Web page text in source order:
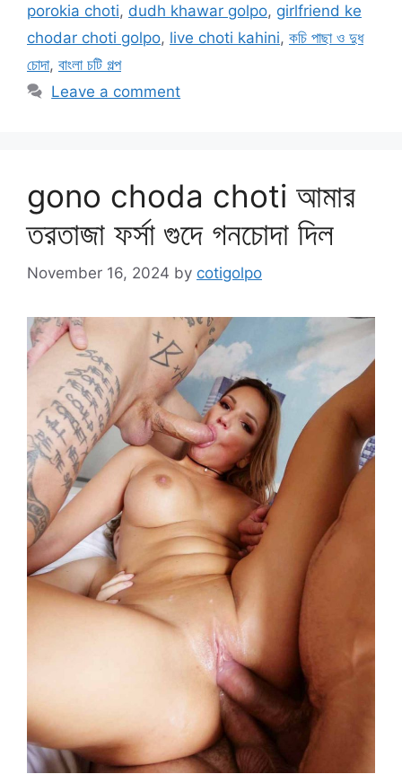
porokia choti, dudh khawar golpo, girlfriend ke
chodar choti golpo, live choti kahini, কচি পাছা ও দুধ
চোদা, বাংলা চটি গল্প
Leave a comment
gono choda choti আমার
তরতাজা ফর্সা গুদে গনচোদা দিল
November 16, 2024 by cotigolpo